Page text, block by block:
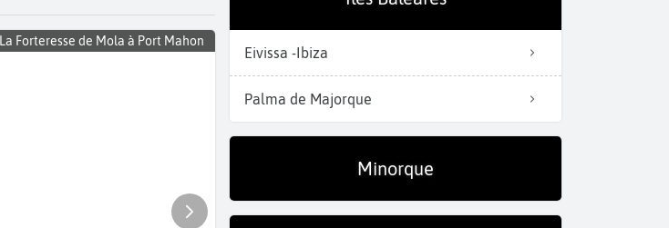
La Forteresse de Mola à Port Mahon
Eivissa -Ibiza
Palma de Majorque
Minorque